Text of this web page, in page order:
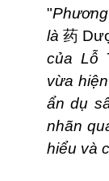
"
là药
của Lỗ
vừa
ẩn dụ
nhãn
hiểu và